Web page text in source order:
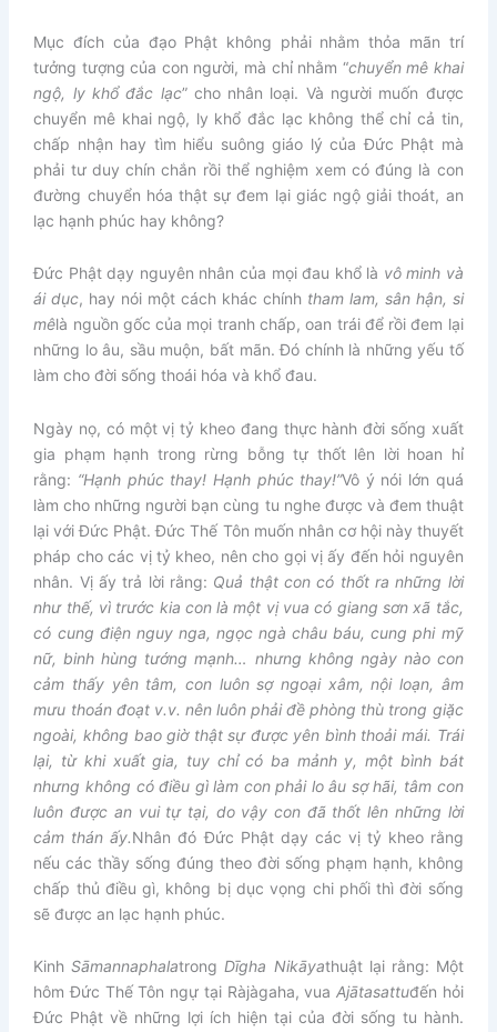
Mục đích của đạo Phật không phải nhằm thỏa mãn trí
tưởng tượng của con người, mà chỉ nhằm “chuyển mê khai
ngộ, ly khổ đắc lạc” cho nhân loại. Và người muốn được
chuyển mê khai ngộ, ly khổ đắc lạc không thể chỉ cả tin,
chấp nhận hay tìm hiểu suông giáo lý của Đức Phật mà
phải tư duy chín chắn rồi thể nghiệm xem có đúng là con
đường chuyển hóa thật sự đem lại giác ngộ giải thoát, an
lạc hạnh phúc hay không?
Đức Phật dạy nguyên nhân của mọi đau khổ là vô minh và
ái dục, hay nói một cách khác chính tham lam, sân hận, si
mêlà nguồn gốc của mọi tranh chấp, oan trái để rồi đem lại
những lo âu, sầu muộn, bất mãn. Đó chính là những yếu tố
làm cho đời sống thoái hóa và khổ đau.
Ngày nọ, có một vị tỷ kheo đang thực hành đời sống xuất
gia phạm hạnh trong rừng bỗng tự thốt lên lời hoan hỉ
rằng: “Hạnh phúc thay! Hạnh phúc thay!”Vô ý nói lớn quá
làm cho những người bạn cùng tu nghe được và đem thuật
lại với Đức Phật. Đức Thế Tôn muốn nhân cơ hội này thuyết
pháp cho các vị tỷ kheo, nên cho gọi vị ấy đến hỏi nguyên
nhân. Vị ấy trả lời rằng: Quả thật con có thốt ra những lời
như thế, vì trước kia con là một vị vua có giang sơn xã tắc,
có cung điện nguy nga, ngọc ngà châu báu, cung phi mỹ
nữ, binh hùng tướng mạnh… nhưng không ngày nào con
cảm thấy yên tâm, con luôn sợ ngoại xâm, nội loạn, âm
mưu thoán đoạt v.v. nên luôn phải đề phòng thù trong giặc
ngoài, không bao giờ thật sự được yên bình thoải mái. Trái
lại, từ khi xuất gia, tuy chỉ có ba mảnh y, một bình bát
nhưng không có điều gì làm con phải lo âu sợ hãi, tâm con
luôn được an vui tự tại, do vậy con đã thốt lên những lời
cảm thán ấy.Nhân đó Đức Phật dạy các vị tỷ kheo rằng
nếu các thầy sống đúng theo đời sống phạm hạnh, không
chấp thủ điều gì, không bị dục vọng chi phối thì đời sống
sẽ được an lạc hạnh phúc.
KinhSāmannaphalatrongDīgha Nikāyathuật lại rằng: Một
hôm Đức Thế Tôn ngự tại Ràjàgaha, vua Ajātasattuđến hỏi
Đức Phật về những lợi ích hiện tại của đời sống tu hành.